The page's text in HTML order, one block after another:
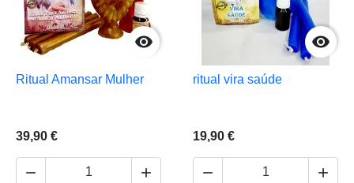

Ritual Amansar Mulher
39,90 €
 

ritual vira saúde
19,90 €
 